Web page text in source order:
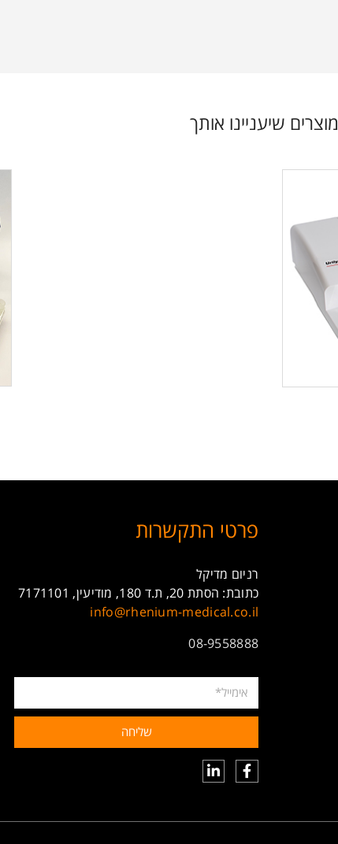
מוצרים שיעניינו אותך
פרטי התקשרות
רניום מדיקל
כתובת: הסתת 20, ת.ד 180, מודיעין, 7171101
info@rhenium-medical.co.il
08-9558888
שליחה